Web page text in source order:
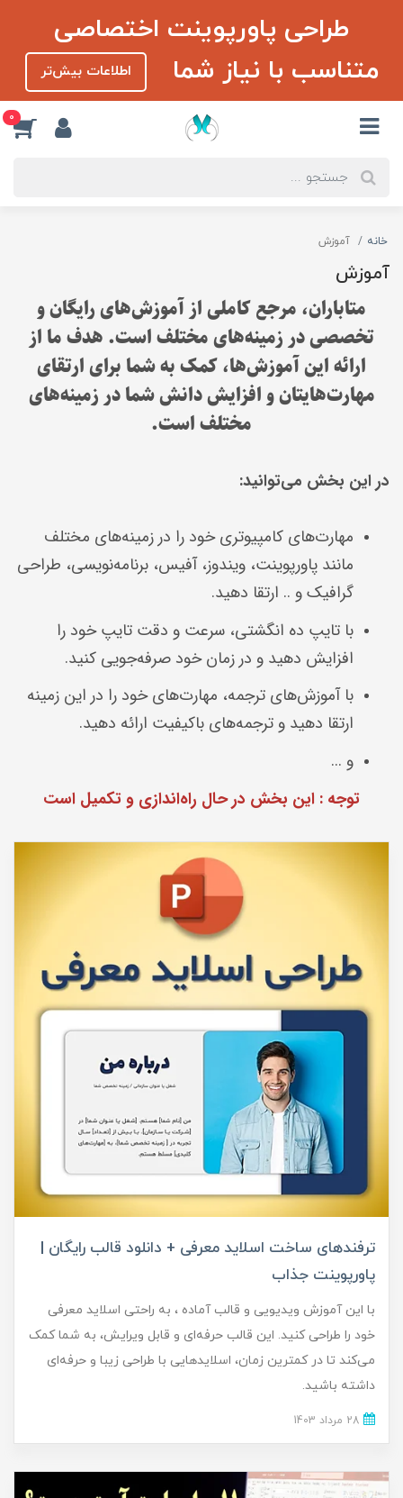
طراحی پاورپوینت اختصاصی
متناسب با نیاز شما
اطلاعات بیش‌تر
0
خانه آموزش
آموزش
متاباران، مرجع کاملی از آموزش‌های رایگان و
تخصصی در زمینه‌های مختلف است. هدف ما از
ارائه این آموزش‌ها، کمک به شما برای ارتقای
مهارت‌هایتان و افزایش دانش شما در زمینه‌های
مختلف است.
در این بخش می‌توانید:
مهارت‌های کامپیوتری خود را در زمینه‌های مختلف
مانند پاورپوینت، ویندوز، آفیس، برنامه‌نویسی، طراحی
گرافیک و .. ارتقا دهید.
با تایپ ده انگشتی، سرعت و دقت تایپ خود را
افزایش دهید و در زمان خود صرفه‌جویی کنید.
با آموزش‌های ترجمه، مهارت‌های خود را در این زمینه
ارتقا دهید و ترجمه‌های باکیفیت ارائه دهید.
و ...
توجه : این بخش در حال راه‌اندازی و تکمیل است
ترفندهای ساخت اسلاید معرفی + دانلود قالب رایگان |
پاورپوینت جذاب
با این آموزش ویدیویی و قالب آماده ، به راحتی اسلاید معرفی
خود را طراحی کنید. این قالب حرفه‌ای و قابل ویرایش، به شما کمک
می‌کند تا در کمترین زمان، اسلایدهایی با طراحی زیبا و حرفه‌ای
داشته باشید.